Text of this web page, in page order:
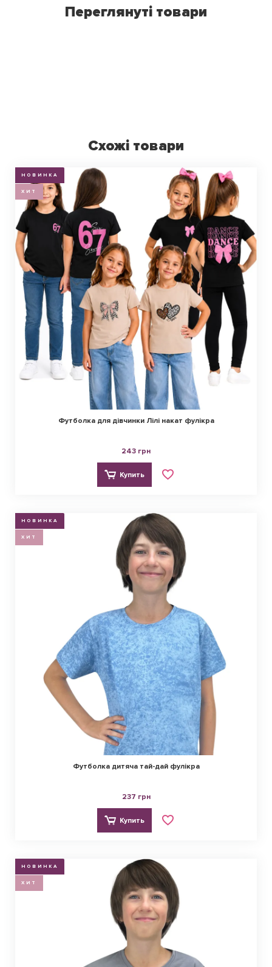
Переглянуті товари
Схожі товари
НОВИНКА
ХИТ
Футболка для дівчинки Лілі накат фулікра
243 грн
Купить
НОВИНКА
ХИТ
Футболка дитяча тай-дай фулікра
237 грн
Купить
НОВИНКА
ХИТ